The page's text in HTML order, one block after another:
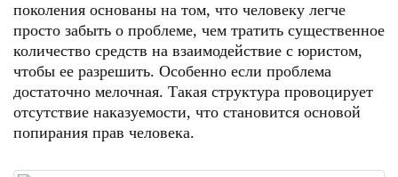
поколения основаны на том, что человеку легче
просто забыть о проблеме, чем тратить существенное
количество средств на взаимодействие с юристом,
чтобы ее разрешить. Особенно если проблема
достаточно мелочная. Такая структура провоцирует
отсутствие наказуемости, что становится основой
попирания прав человека.